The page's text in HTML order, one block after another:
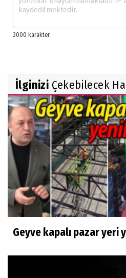
İlginizi Çekebilecek
Geyve kapalı pazar yeri